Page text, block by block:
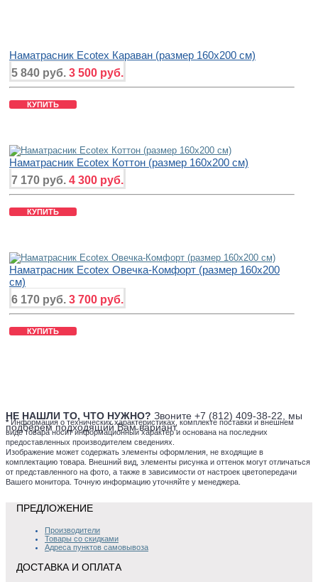
Наматрасник Ecotex Караван (размер 160x200 см)
5 840 руб. 3 500 руб.
КУПИТЬ
Наматрасник Ecotex Коттон (размер 160x200 см)
7 170 руб. 4 300 руб.
КУПИТЬ
Наматрасник Ecotex Овечка-Комфорт (размер 160x200
см)
6 170 руб. 3 700 руб.
КУПИТЬ
НЕ НАШЛИ ТО, ЧТО НУЖНО? Звоните +7 (812) 409-38-22, мы
подберем подходящий Вам вариант.
* Информация о технических характеристиках, комплекте поставки и внешнем
виде товара носит информационный характер и основана на последних
предоставленных производителем сведениях.
Изображение может содержать элементы оформления, не входящие в
комплектацию товара. Внешний вид, элементы рисунка и оттенок могут отличаться
от представленного на фото, а также в зависимости от настроек цветопередачи
Вашего монитора. Точную информацию уточняйте у менеджера.
ПРЕДЛОЖЕНИЕ
Производители
Товары со скидками
Адреса пунктов самовывоза
ДОСТАВКА И ОПЛАТА